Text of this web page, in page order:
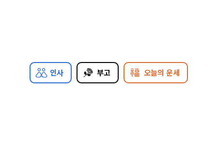
인사 부고 오늘의 운세